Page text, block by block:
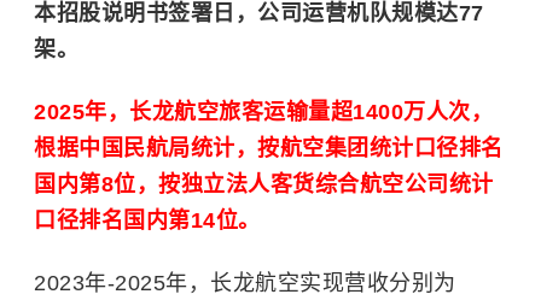
本招股说明书签署日，公司运营机队规模达77
架。
2025年，长龙航空旅客运输量超1400万人次，
根据中国民航局统计，按航空集团统计口径排名
国内第8位，按独立法人客货综合航空公司统计
口径排名国内第14位。
2023年-2025年，长龙航空实现营收分别为